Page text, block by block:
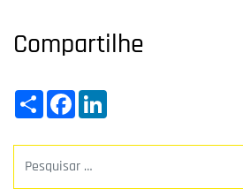
Compartilhe
ShareFacebook